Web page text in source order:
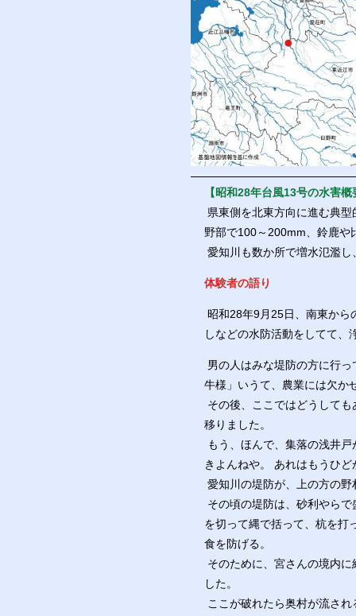
【昭和28年台風13号の水害概
県東側を北東方向に進む典
野部で100～200mm、鈴鹿や
愛知川も数か所で増水氾濫
体験者の語り
昭和28年9月25日、南東から
しなどの水防活動をしてて、
男の人はみな堤防の方に行
牛様」いうて、農業には欠か
その後、ここではどうして
移りました。
もう、ほんで、集落の浅井
きよんねや。 あれはもうひど
愛知川の堤防が、上の方の
その頃の堤防は、砂利やら
を切って縄で括って、杭を打
食を防げる。
そのために、宮さんの境内
した。
ここが破れたら奥村が流さ